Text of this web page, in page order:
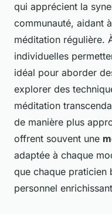
qui apprécient la
communauté, aidant
méditation régulière.
individuelles
idéal pour aborder
explorer des
méditation
de manière plus
offrent souvent une
adaptée à chaque
que chaque praticien
personnel